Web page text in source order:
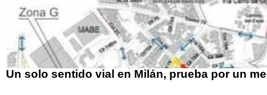
Un solo sentido vial en Milán, prueba por un